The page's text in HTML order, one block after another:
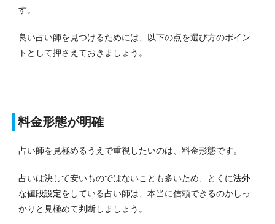
す。
良い占い師を見つけるためには、以下の点を選び方のポイン
トとして押さえておきましょう。
料金形態が明確
占い師を見極めるうえで重視したいのは、料金形態です。
占いは決して安いものではないことも多いため、とくに法外
な値段設定をしている占い師は、本当に信頼できるのかしっ
かりと見極めて判断しましょう。